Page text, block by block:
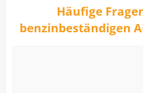
Häufige
benzinbeständigen